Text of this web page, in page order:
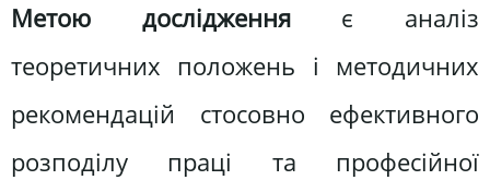
Метою дослідженняє аналіз
теоретичних положень і методичних
рекомендацій стосовно ефективного
розподілу праці та професійної